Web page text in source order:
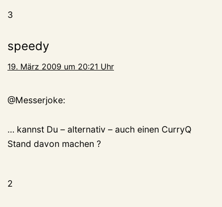
3
speedy
19. März 2009 um 20:21 Uhr
@Messerjoke:
… kannst Du – alternativ – auch einen CurryQ
Stand davon machen ?
2